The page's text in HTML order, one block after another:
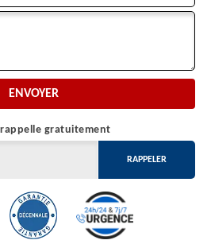
gratuitement